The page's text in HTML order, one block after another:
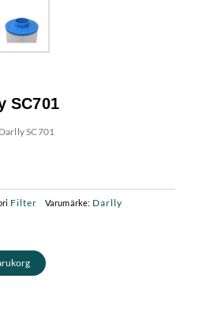
SC701
SC701
Filter Varumärke: Darlly